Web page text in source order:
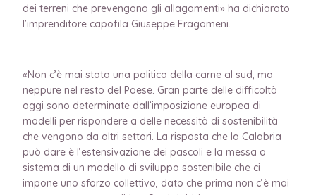
dei terreni che prevengono gli allagamenti» ha dichiarato
l’imprenditore capofila Giuseppe Fragomeni.
«Non c’è mai stata una politica della carne al sud, ma
neppure nel resto del Paese. Gran parte delle difficoltà
oggi sono determinate dall’imposizione europea di
modelli per rispondere a delle necessità di sostenibilità
che vengono da altri settori. La risposta che la Calabria
può dare è l’estensivazione dei pascoli e la messa a
sistema di un modello di sviluppo sostenibile che ci
impone uno sforzo collettivo, dato che prima non c’è mai